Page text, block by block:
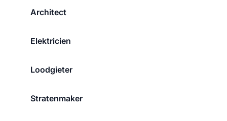
Architect
Elektricien
Loodgieter
Stratenmaker